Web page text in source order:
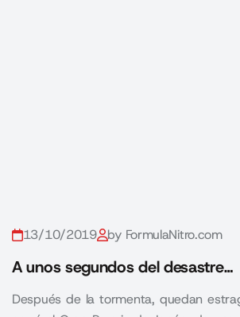
13/10/2019 by FormulaNitro.com
A unos segundos del desastre…
Después de la tormenta, quedan